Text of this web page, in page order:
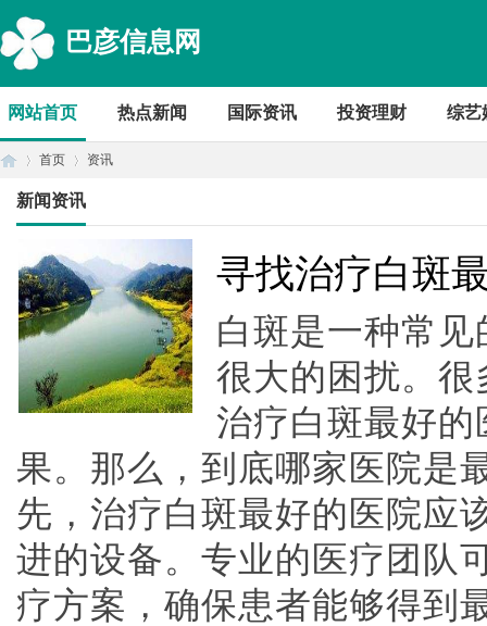
巴彦信息网
网站首页 热点新闻 国际资讯 投资理财 综艺
首页
›
资讯
新闻资讯
寻找治疗白斑
白斑是一种常
很大的困扰。
治疗白斑最好
果。那么，到底哪家医院是
先，治疗白斑最好的医院应
进的设备。专业的医疗团队
疗方案，确保患者能够得到